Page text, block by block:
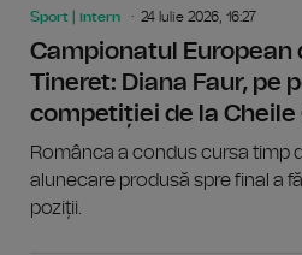
Sport | intern 24 Iulie 2026, 16:27
Campionatul European
Tineret: Diana Faur, pe
competiției de la Cheile
Românca a condus cursa timp
alunecare produsă spre final a
poziții.